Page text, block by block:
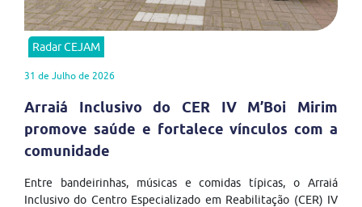
Radar CEJAM
31 de Julho de 2026
Arraiá Inclusivo do CER IV M’Boi Mirim
promove saúde e fortalece vínculos com a
comunidade
Entre bandeirinhas, músicas e comidas típicas, o Arraiá
Inclusivo do Centro Especializado em Reabilitação (CER) IV